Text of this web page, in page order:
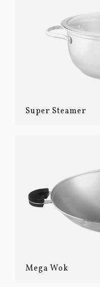
Super Steamer
Mega Wok